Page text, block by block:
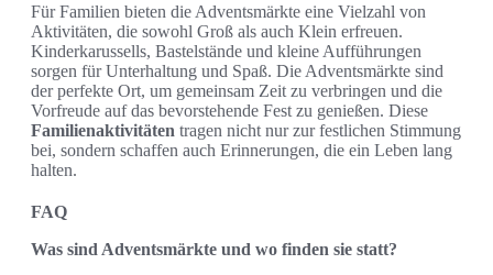
Für Familien bieten die Adventsmärkte eine Vielzahl von
Aktivitäten, die sowohl Groß als auch Klein erfreuen.
Kinderkarussells, Bastelstände und kleine Aufführungen
sorgen für Unterhaltung und Spaß. Die Adventsmärkte sind
der perfekte Ort, um gemeinsam Zeit zu verbringen und die
Vorfreude auf das bevorstehende Fest zu genießen. Diese
Familienaktivitäten tragen nicht nur zur festlichen Stimmung
bei, sondern schaffen auch Erinnerungen, die ein Leben lang
halten.
FAQ
Was sind Adventsmärkte und wo finden sie statt?